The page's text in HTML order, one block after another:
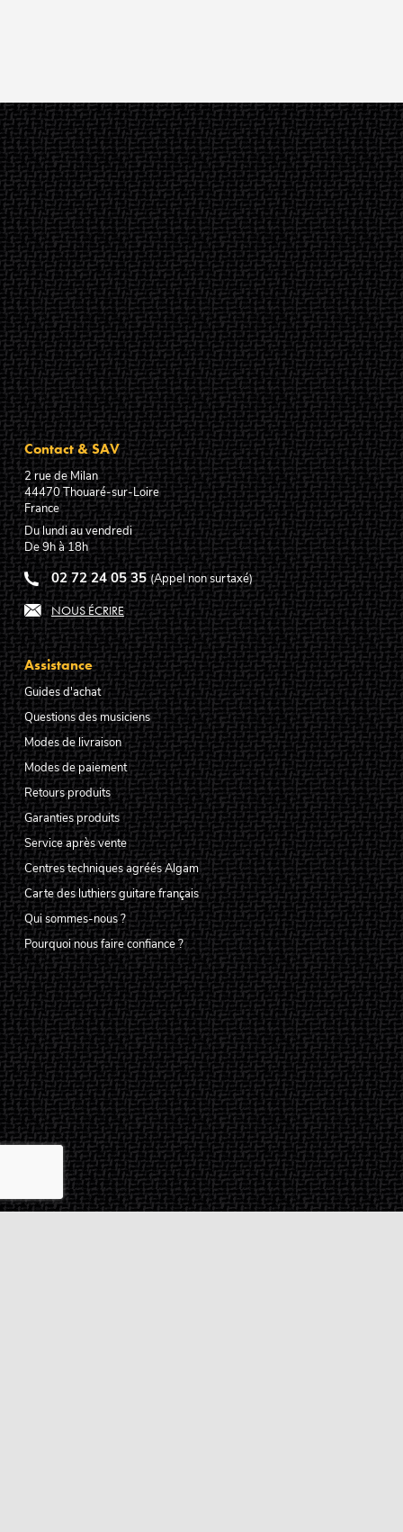
Contact & SAV
2 rue de Milan
44470Thouaré-sur-Loire
France
Du lundi au vendredi
De 9h à 18h
02 72 24 05 35 (Appel non surtaxé)
NOUS ÉCRIRE
Assistance
Guides d'achat
Questions des musiciens
Modes de livraison
Modes de paiement
Retours produits
Garanties produits
Service après vente
Centres techniques agréés Algam
Carte des luthiers guitare français
Qui sommes-nous ?
Pourquoi nous faire confiance ?